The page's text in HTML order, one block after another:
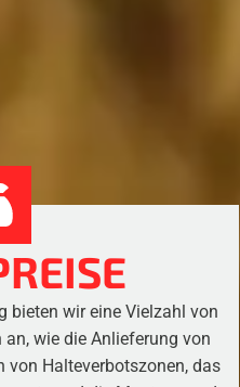
bieten wir eine Vielzahl von
wie die Anlieferung von
von Halteverbotszonen, das